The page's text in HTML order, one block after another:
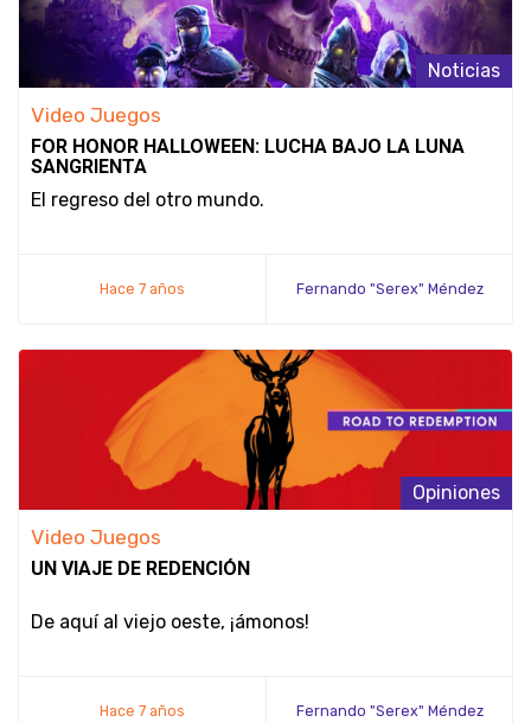
Noticias
Video Juegos
FOR HONOR HALLOWEEN: LUCHA BAJO LA LUNA
SANGRIENTA
El regreso del otro mundo.
Hace 7 años Fernando "Serex" Méndez
Opiniones
Video Juegos
UN VIAJE DE REDENCIÓN
De aquí al viejo oeste, ¡ámonos!
Hace 7 años Fernando "Serex" Méndez